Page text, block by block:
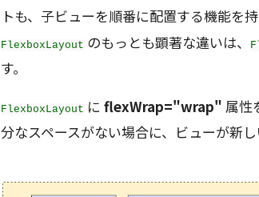
トも、子ビューを順番に配置する機能を持
FlexboxLayout のもっとも顕著な違いは、
す。
FlexboxLayout に flexWrap="wrap" 属性
分なスペースがない場合に、ビューが新